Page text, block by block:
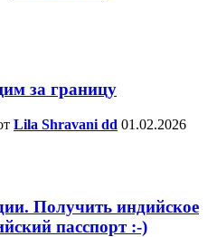
за границу
Lila Shravani dd 01.02.2026
Получить индийское
пасспорт :-)